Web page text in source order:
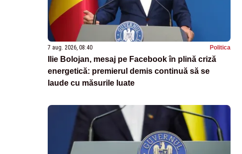
7 aug. 2026, 08:40 Politica
Ilie Bolojan, mesaj pe Facebook în plină criză
energetică: premierul demis continuă să se
laude cu măsurile luate